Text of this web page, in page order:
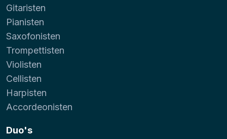
Gitaristen
Pianisten
Saxofonisten
Trompettisten
Violisten
Cellisten
Harpisten
Accordeonisten
Duo's